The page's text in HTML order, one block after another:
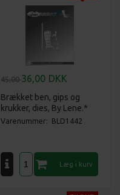
45,0036,00 DKK
Brækket ben, gips og
krukker, dies, By Lene.*
Varenummer: BLD1442